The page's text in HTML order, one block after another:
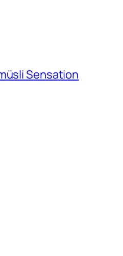
Sensation